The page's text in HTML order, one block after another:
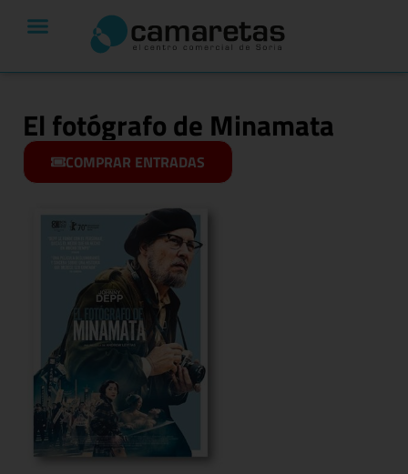
El fotógrafo de Minamata
COMPRAR ENTRADAS